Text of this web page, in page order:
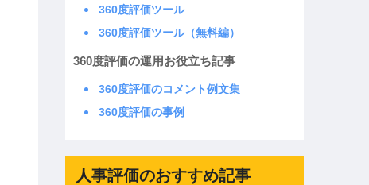
360度評価ツール
360度評価ツール（無料編）
360度評価の運用お役立ち記事
360度評価のコメント例文集
360度評価の事例
人事評価のおすすめ記事